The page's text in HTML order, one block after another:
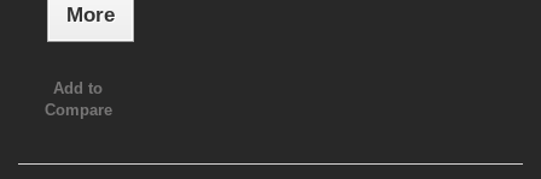
More
Add to
Compare